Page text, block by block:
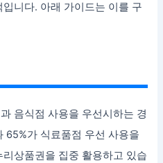
니다. 아래 가이드는 이를 구
음식점 사용을 우선시하는 경
65%가 식료품점 우선 사용을
상품권을 집중 활용하고 있습